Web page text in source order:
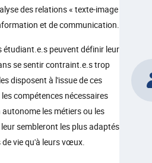
des relations « texte-image
et de communication.
étudiant.e.s peuvent définir leur
se sentir contraint.e.s trop
disposent à l'issue de ces
compétences nécessaires
les métiers ou les
sembleront les plus adaptés
vie qu'à leurs vœux.